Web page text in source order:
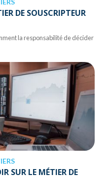
DE SOUSCRIPTEUR
la responsabilité de décider
SUR LE MÉTIER DE